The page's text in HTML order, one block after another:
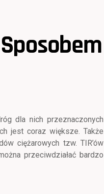
dla nich przeznaczonych
jest coraz większe. Także
ciężarowych tzw. TIR’ów
przeciwdziałać bardzo